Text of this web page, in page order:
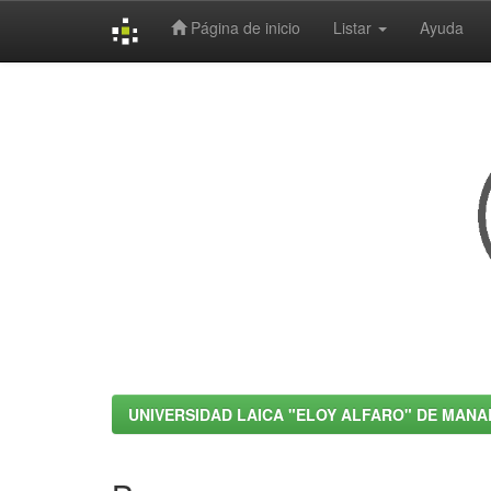
Página de inicio Listar Ayuda
UNIVERSIDAD LAICA "ELOY ALFARO" DE